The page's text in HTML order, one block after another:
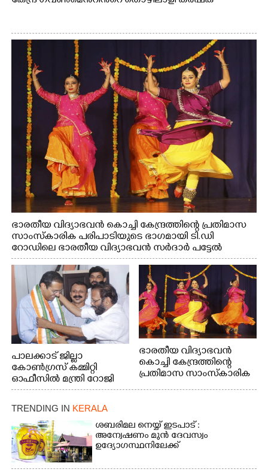
ഭാരതീയ വിദ്യാഭവൻ കൊച്ചി കേന്ദ്രത്തിന്റെ പ്രതിമാസ
സാംസ്കാരിക പരിപാടിയുടെ ഭാഗമായി ടി.ഡി
റോഡിലെ ഭാരതീയ വിദ്യാഭവൻ സർദാർ പട്ടേൽ
സഭാഗൃഹത്തിൽ എം. അക്ഷതയുടെ നേതൃത്വത്തിൽ
അവതരിപ്പിച്ച ലയ നമൻ കഥക് നൃത്തത്തിൽ നിന്ന്
പാലക്കാട് ജില്ലാ
കോൺഗ്രസ് കമ്മിറ്റി
ഓഫീസിൽ മന്ത്രി റോജി
എം ജോണിന്
ഭാരതീയ വിദ്യാഭവൻ
കൊച്ചി കേന്ദ്രത്തിന്റെ
പ്രതിമാസ സാംസ്കാരിക
പട്ടേൽ സഭാഗൃഹത്തിൽ
എം. അക്ഷതയുടെ
നേതൃത്വത്തിൽ
കഥക് നൃത്തത്തിൽ നിന്ന്
TRENDING IN KERALA
ശബരിമല നെയ്യ് ഇടപാട് :
അന്വേഷണം മുൻ ദേവസ്വം
ഉദ്യോഗസ്ഥനിലേക്ക്